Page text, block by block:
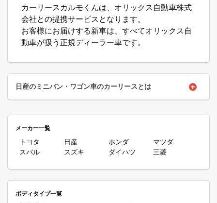
カーリースカルモくんは、オリックス自動車株式
会社との提携サービスとなります。
お客様にお届けする新車は、すべてオリックス自
動車が扱う正規ディーラー車です。
日産のミニバン・ワゴン車のカーリースとは
すが、新しいマイカーの導入方法として今、注目を集めているのが
あらかじめ決められた月額料金のみでリース会社が購入した車を借
りてマイカーのように自由に利用できるサービスです。月額料金に
は自賠責保険料や自動車税(種別割)、重量税なども含まれていま
ミニバンやワゴンは日本で高い人気を誇るボディタイプです。特に
メーカー一覧
トヨタ 日産 ホンダ
マツダ
スバル
スズキ ダイハツ 三菱
ボディタイプ一覧